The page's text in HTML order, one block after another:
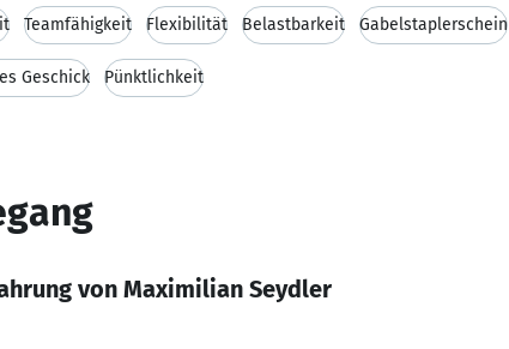
Teamfähigkeit Flexibilität Belastbarkeit Gabelstaplerschein
Geschick Pünktlichkeit
von Maximilian Seydler